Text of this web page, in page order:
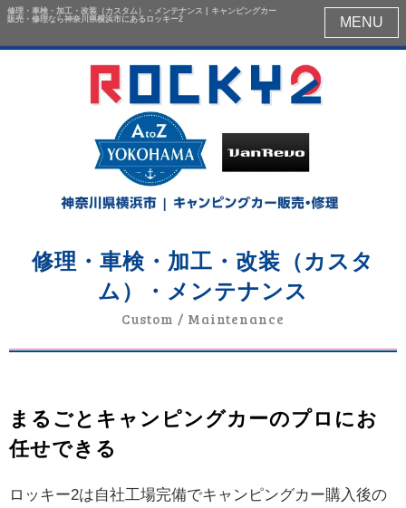
修理・車検・加工・改装（カスタム）・メンテナンス | キャンピングカー
販売・修理なら神奈川県横浜市にあるロッキー2
MENU
修理・車検・加工・改装（カスタ
ム）・メンテナンス
Custom / Maintenance
まるごとキャンピングカーのプロにお
任せできる
ロッキー2は自社工場完備でキャンピングカー購入後の